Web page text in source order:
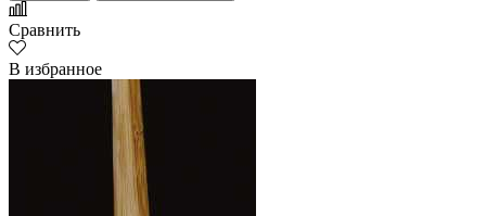
Сравнить
В избранное